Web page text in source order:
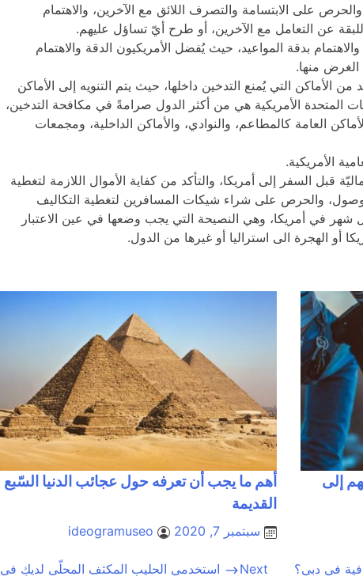
والحرص على الابتسامة والتصرف اللائق مع الآخرين، والاهتمام
عن التعامل مع الآخرين، أو طرح أيّ تساؤل عليهم.
بدقة المواعيد، حيث يُفضل الأمريكيون الدقة والاهتمام
الغرض منها.
من الأماكن التي يُمنع التدخين داخلها، حيث يتم التنويه إلى الأماكن
المتحدة الأمريكية هي من أكثر الدول صرامةً في مكافحة التدخين،
العامة كالمطاعم، والنوادي، والأماكن الداخلية، ومجمعات
الأمريكية.
قبل السفر إلى أمريكا، والتأكد من كفاية الأموال اللازمة لتغطية
والحرص على شراء شيكات المسافرين لتغطية التكاليف
شهر في أمريكا، وهي النصيحة التي يجب وضعها في عين الاعتبار
أو الهجرة الى استراليا أو غيرها من الدول.
إلى
أهم ما يجب أن تعرفه حول عجائب الدنيا السّبع
القديمة
سبتمبر 7, 2020 ideogramuseo
في دبي؟ Next استخدمي الحليب المكثف المحلّى لديكِ في